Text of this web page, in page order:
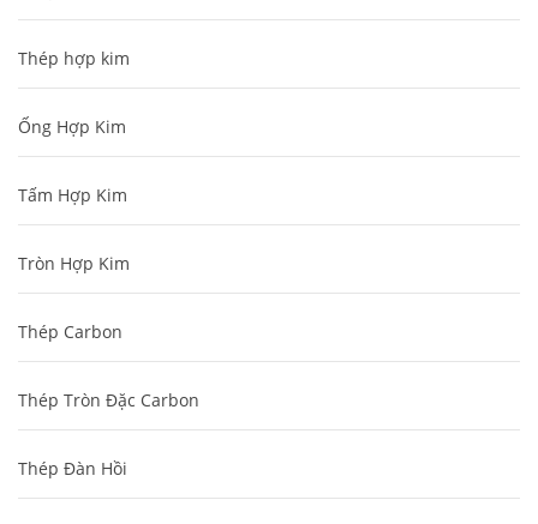
Thép hợp kim
Ống Hợp Kim
Tấm Hợp Kim
Tròn Hợp Kim
Thép Carbon
Thép Tròn Đặc Carbon
Thép Đàn Hồi